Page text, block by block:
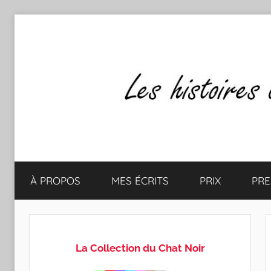
Les
histoires
CLAUDE
écrits
&
À PROPOS MES ÉCRITS PRIX
La Collection du Chat Noir